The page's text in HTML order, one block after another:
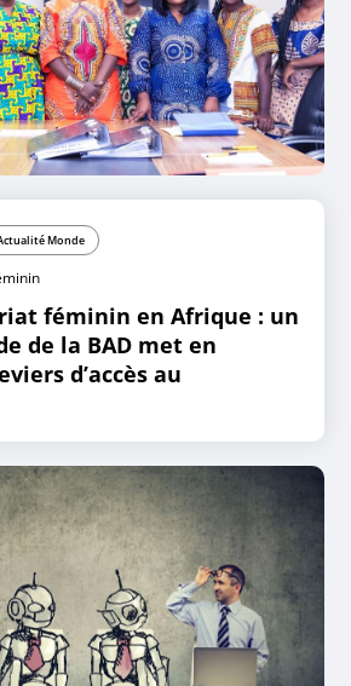
Monde
féminin en Afrique : un
de la BAD met en
d’accès au